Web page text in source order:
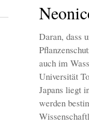
Daran, dass
auch im
Universität
Japans liegt
werden